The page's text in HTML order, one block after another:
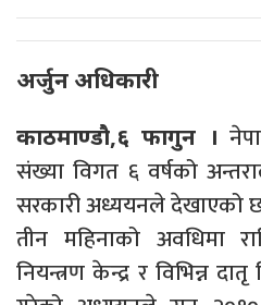
अर्जुन अधिकारी
काठमाण्डौ,६ फागुन ।
संख्या विगत ६ वर्षको
सरकारी अध्ययनले देखाएको
तीन महिनाको अवधिमा
नियन्त्रण केन्द्र र विभिन्न